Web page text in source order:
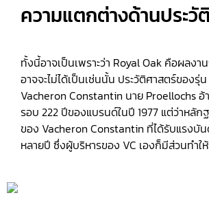
ความแตกต่างด้านประวั
ทั้งนี้อาจเป็นเพราะว่า Royal Oak คือผลง
อาจจะไม่ได้เป็นเช่นนั้น ประวัติศาสตร์ของ
Vacheron Constantin นาย Proellochs
รอบ 222 ปีของแบรนด์ในปี 1977 แต่ว่าหลั
ของ Vacheron Constantin ที่ได้รับแรงบั
หลายปี ซึ่งผู้บริหารของ VC เองก็มีส่วนทำ